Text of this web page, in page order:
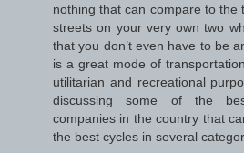
nothing that can compare to the
streets on your very own two
that you don’t even have to be
is a great mode of
utilitarian and recreational
discussing some of the
companies in the country that
the best cycles in several